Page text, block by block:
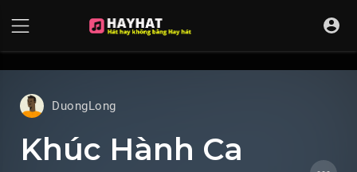
DuongLong
Khúc Hành Ca